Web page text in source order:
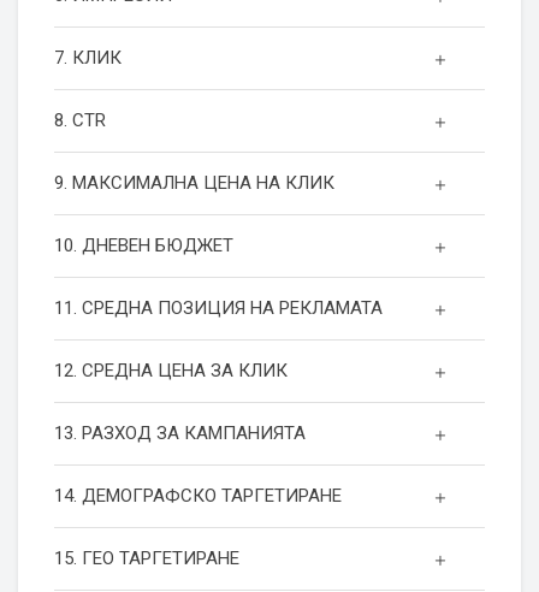
7. КЛИК
8. CTR
9. МАКСИМАЛНА ЦЕНА НА КЛИК
10. ДНЕВЕН БЮДЖЕТ
11. СРЕДНА ПОЗИЦИЯ НА РЕКЛАМАТА
12. СРЕДНА ЦЕНА ЗА КЛИК
13. РАЗХОД ЗА КАМПАНИЯТА
14. ДЕМОГРАФСКО ТАРГЕТИРАНЕ
15. ГЕО ТАРГЕТИРАНЕ